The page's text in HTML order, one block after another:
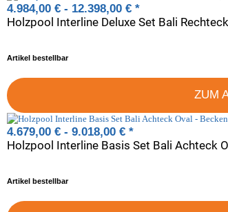
4.984,00 € - 12.398,00 € *
Artikel bestellbar
ZUM
Holzpool Interline Basis Set Bali Achteck
4.679,00 € - 9.018,00 € *
Artikel bestellbar